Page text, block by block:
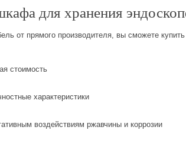
для хранения
от прямого производителя, вы сможете
стоимость
характеристики
воздействиям ржавчины и коррозии